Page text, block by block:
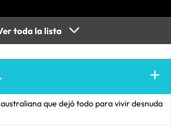
toda la lista
que dejó todo para vivir desnuda